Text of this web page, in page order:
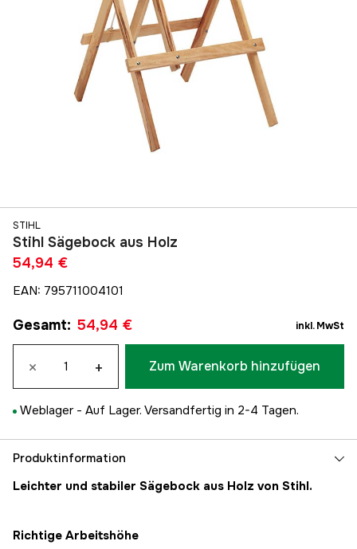
STIHL
Stihl Sägebock aus Holz
54,94 €
EAN: 795711004101
Gesamt: 54,94 € inkl. MwSt
× + Zum Warenkorb hinzufügen
Weblager - Auf Lager. Versandfertig in 2-4 Tagen.
Produktinformation
Leichter und stabiler Sägebock aus Holz von Stihl.
Richtige Arbeitshöhe